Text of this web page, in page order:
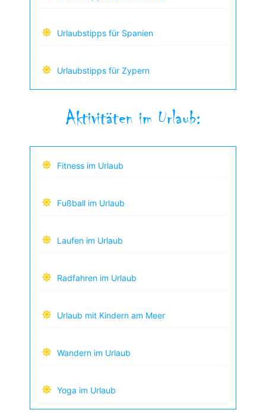
Urlaubstipps für Spanien
Urlaubstipps für Zypern
Aktivitäten im Urlaub:
Fitness im Urlaub
Fußball im Urlaub
Laufen im Urlaub
Radfahren im Urlaub
Urlaub mit Kindern am Meer
Wandern im Urlaub
Yoga im Urlaub